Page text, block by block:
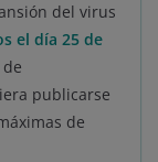
del virus
el día 25 de
publicarse
de